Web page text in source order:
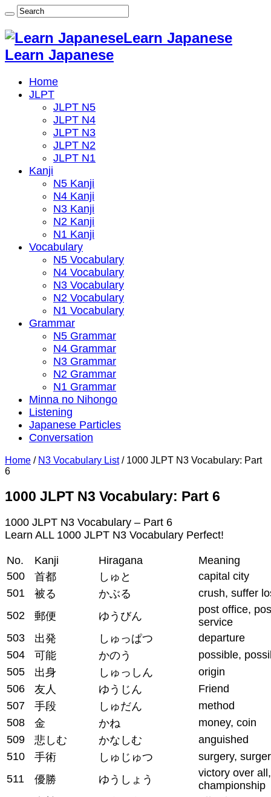
Learn Japanese
Learn Japanese
Home
JLPT
JLPT N5
JLPT N4
JLPT N3
JLPT N2
JLPT N1
Kanji
N5 Kanji
N4 Kanji
N3 Kanji
N2 Kanji
N1 Kanji
Vocabulary
N5 Vocabulary
N4 Vocabulary
N3 Vocabulary
N2 Vocabulary
N1 Vocabulary
Grammar
N5 Grammar
N4 Grammar
N3 Grammar
N2 Grammar
N1 Grammar
Minna no Nihongo
Listening
Japanese Particles
Conversation
Home / N3 Vocabulary List / 1000 JLPT N3 Vocabulary: Part
6
1000 JLPT N3 Vocabulary: Part 6
1000 JLPT N3 Vocabulary – Part 6
Learn ALL 1000 JLPT N3 Vocabulary Perfect!
No. Kanji Hiragana
Meaning
500
首都 しゅと
capital city
501
被る かぶる
crush, suffer
502
郵便 ゆうびん
post office,
service
503
出発 しゅっぱつ
departure
504
可能 かのう
possible,
505
出身 しゅっしん
origin
506
友人 ゆうじん
Friend
507
手段 しゅだん
method
508
金 かね
money, coin
509
悲しむ かなしむ
anguished
510
手術 しゅじゅつ
surgery,
511
優勝 ゆうしょう
victory over all,
championship